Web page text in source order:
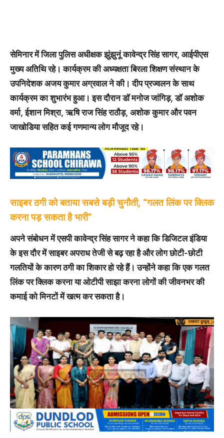
सेमिनार में जिला पुलिस अधीक्षक झुंझुनूं कावेन्द्र सिंह सागर, आईपीएस
मुख्य अतिथि रहे। कार्यक्रम की अध्यक्षता बिरला शिक्षण संस्थान के
उपनिदेशक अजय कुमार अग्रवाल ने की। दीप प्रज्वलन के साथ
कार्यक्रम का शुभारंभ हुआ। इस दौरान डॉ मनोज जांगिड़, डॉ अशोक
वर्मा, ईशान मिश्रा, ऋषि राज सिंह राठौड़, अशोक कुमार और पवन
जाखोडिया सहित कई गणमान्य लोग मौजूद रहे।
साइबर ठगी को बताया सबसे बड़ी चुनौती, “गलत लिंक पर क्लिक
करना पड़ सकता है भारी”
अपने संबोधन में एसपी कावेन्द्र सिंह सागर ने कहा कि डिजिटल इंडिया
के इस दौर में साइबर अपराध तेजी से बढ़ रहा है और लोग छोटी-छोटी
गलतियों के कारण ठगी का शिकार हो रहे हैं। उन्होंने कहा कि एक गलत
लिंक पर क्लिक करना या ओटीपी साझा करना लोगों की जीवनभर की
कमाई को मिनटों में खत्म कर सकता है।